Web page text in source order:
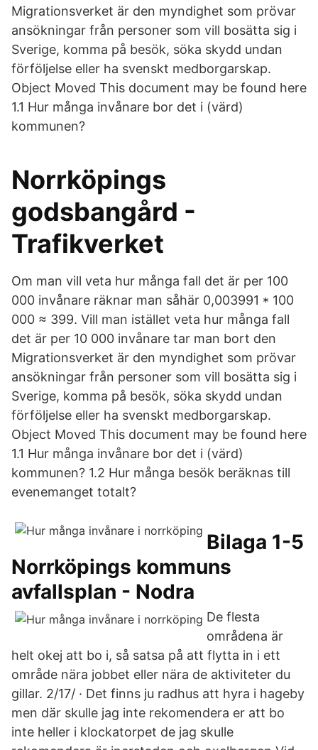
Migrationsverket är den myndighet som prövar
ansökningar från personer som vill bosätta sig i
Sverige, komma på besök, söka skydd undan
förföljelse eller ha svenskt medborgarskap.
Object Moved This document may be found here
1.1 Hur många invånare bor det i (värd)
kommunen?
Norrköpings
godsbangård -
Trafikverket
Om man vill veta hur många fall det är per 100
000 invånare räknar man såhär 0,003991 * 100
000 ≈ 399. Vill man istället veta hur många fall
det är per 10 000 invånare tar man bort den
Migrationsverket är den myndighet som prövar
ansökningar från personer som vill bosätta sig i
Sverige, komma på besök, söka skydd undan
förföljelse eller ha svenskt medborgarskap.
Object Moved This document may be found here
1.1 Hur många invånare bor det i (värd)
kommunen? 1.2 Hur många besök beräknas till
evenemanget totalt?
Bilaga 1-5
Norrköpings kommuns
avfallsplan - Nodra
De flesta
områdena är
helt okej att bo i, så satsa på att flytta in i ett
område nära jobbet eller nära de aktiviteter du
gillar. 2/17/ · Det finns ju radhus att hyra i hageby
men där skulle jag inte rekomendera er att bo
inte heller i klockatorpet de jag skulle